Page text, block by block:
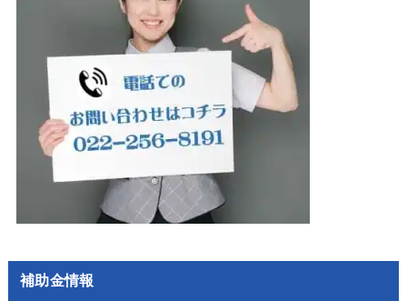
補助金情報